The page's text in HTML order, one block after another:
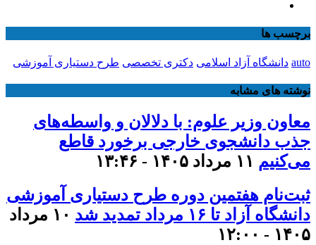
برچسب ها
auto دانشگاه آزاد اسلامی دکتری تخصصی طرح دستیاری آموزشی
نوشته های مشابه
معاون وزیر علوم: با دلالان و واسطه‌های
جذب دانشجوی خارجی برخورد قاطع
می‌کنیم ۱۱ مرداد ۱۴۰۵ - ۱۳:۴۶
ثبت‌نام هفتمین دوره طرح دستیاری آموزشی
دانشگاه آزاد تا ۱۶ مرداد تمدید شد
۱۰ مرداد
۱۴۰۵ - ۱۲:۰۰